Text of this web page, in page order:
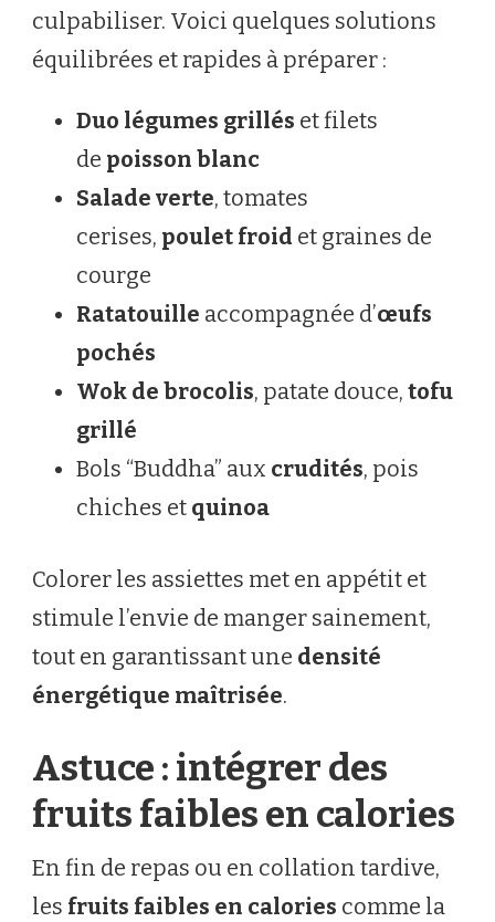
culpabiliser. Voici quelques solutions
équilibrées et rapides à préparer :
Duo légumes grillés et filets
de poisson blanc
Salade verte, tomates
cerises, poulet froid et graines de
courge
Ratatouille accompagnée d’œufs
pochés
Wok de brocolis, patate douce, tofu
grillé
Bols “Buddha” aux crudités, pois
chiches et quinoa
Colorer les assiettes met en appétit et
stimule l’envie de manger sainement,
tout en garantissant une densité
énergétique maîtrisée.
Astuce : intégrer des
fruits faibles en calories
En fin de repas ou en collation tardive,
les fruits faibles en calories comme la